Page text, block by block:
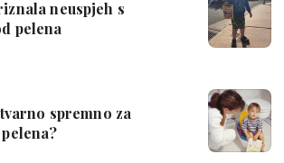
neuspjeh s
pelena
spremno za